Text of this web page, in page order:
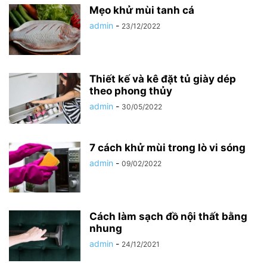
NẤU CHÈ NHIẾP ẢNH SỨC KHỎE
THỨC UỐNG TỈA CỦ
Mẹo khử mùi tanh cá
admin - 23/12/2022
Thiết kế và kê đặt tủ giày dép
theo phong thủy
admin - 30/05/2022
7 cách khử mùi trong lò vi sóng
admin - 09/02/2022
Cách làm sạch đồ nội thất bằng
nhung
admin - 24/12/2021